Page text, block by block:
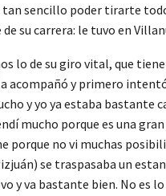
tan sencillo poder tirarte
su carrera: le tuvo en
lo de su giro vital, que
acompañó y primero
y yo ya estaba bastante
mucho porque es una
porque no vi muchas
se traspasaba un
y va bastante bien. No es